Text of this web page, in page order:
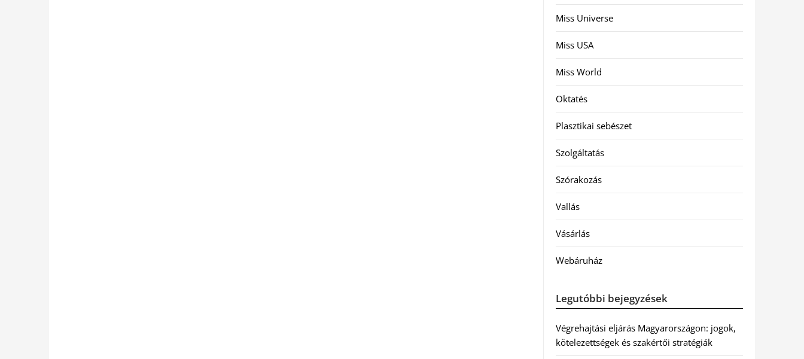
Miss Universe
Miss USA
Miss World
Oktatés
Plasztikai sebészet
Szolgáltatás
Szórakozás
Vallás
Vásárlás
Webáruház
Legutóbbi bejegyzések
Végrehajtási eljárás Magyarországon: jogok,
kötelezettségek és szakértői stratégiák